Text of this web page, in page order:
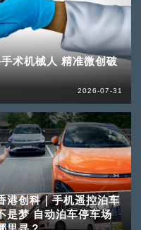
术机械人 精准微创破
2026-07-31
港创科｜手机遥控泊车
是梦 自动泊车停车场